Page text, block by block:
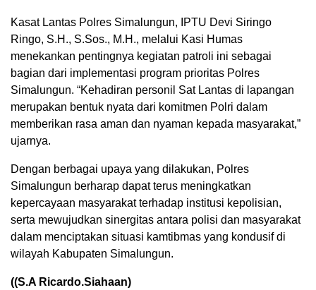
Kasat Lantas Polres Simalungun, IPTU Devi Siringo
Ringo, S.H., S.Sos., M.H., melalui Kasi Humas
menekankan pentingnya kegiatan patroli ini sebagai
bagian dari implementasi program prioritas Polres
Simalungun. “Kehadiran personil Sat Lantas di lapangan
merupakan bentuk nyata dari komitmen Polri dalam
memberikan rasa aman dan nyaman kepada masyarakat,”
ujarnya.
Dengan berbagai upaya yang dilakukan, Polres
Simalungun berharap dapat terus meningkatkan
kepercayaan masyarakat terhadap institusi kepolisian,
serta mewujudkan sinergitas antara polisi dan masyarakat
dalam menciptakan situasi kamtibmas yang kondusif di
wilayah Kabupaten Simalungun.
((S.A Ricardo.Siahaan)